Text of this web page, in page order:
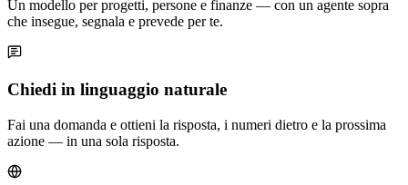
Un modello per progetti, persone e finanze — con un agente sopra
che insegue, segnala e prevede per te.
Chiedi in linguaggio naturale
Fai una domanda e ottieni la risposta, i numeri dietro e la prossima
azione — in una sola risposta.